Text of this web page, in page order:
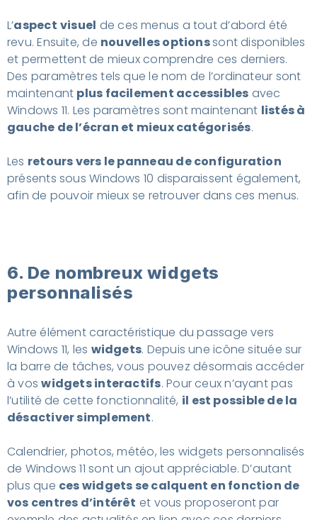
L’aspect visuel de ces menus a tout d’abord été
revu. Ensuite, de nouvelles optionssont disponibles
et permettent de mieux comprendre ces derniers.
Des paramètres tels que le nom de l’ordinateur sont
maintenant plus facilement accessibles avec
Windows 11. Les paramètres sont maintenant listés à
gauche de l’écran et mieux catégorisés.
Les retours vers le panneau de configuration
présents sous Windows 10 disparaissent également,
afin de pouvoir mieux se retrouver dans ces menus.
6. De nombreux widgets
personnalisés
Autre élément caractéristique du passage vers
Windows 11, les widgets. Depuis une icône située sur
la barre de tâches, vous pouvez désormais accéder
à voswidgets interactifs. Pour ceux n’ayant pas
l’utilité de cette fonctionnalité, il est possible de la
désactiver simplement.
Calendrier, photos, météo, les widgets personnalisés
de Windows 11 sont un ajout appréciable. D’autant
plus que ces widgets se calquent en fonction de
vos centres d’intérêt et vous proposeront par